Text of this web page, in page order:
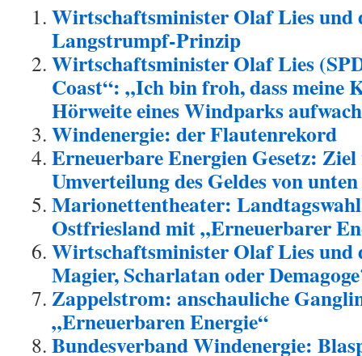
Wirtschaftsminister Olaf Lies und
Langstrumpf-Prinzip
Wirtschaftsminister Olaf Lies
Coast“: „Ich bin froh, dass meine
Hörweite eines Windparks
Windenergie: der Flautenrekord
Erneuerbare Energien Gesetz:
Umverteilung des Geldes von
Marionettentheater:
Ostfriesland mit „Erneuerbarer
Wirtschaftsminister Olaf Lies und
Magier, Scharlatan oder
Zappelstrom: anschauliche
„Erneuerbaren Energie“
Bundesverband Windenergie: